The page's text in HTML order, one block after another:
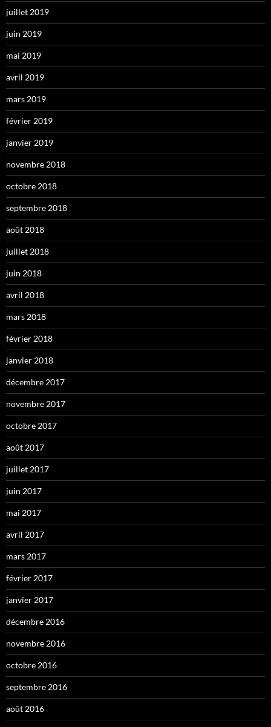
juillet 2019
juin 2019
mai 2019
avril 2019
mars 2019
février 2019
janvier 2019
novembre 2018
octobre 2018
septembre 2018
août 2018
juillet 2018
juin 2018
avril 2018
mars 2018
février 2018
janvier 2018
décembre 2017
novembre 2017
octobre 2017
août 2017
juillet 2017
juin 2017
mai 2017
avril 2017
mars 2017
février 2017
janvier 2017
décembre 2016
novembre 2016
octobre 2016
septembre 2016
août 2016